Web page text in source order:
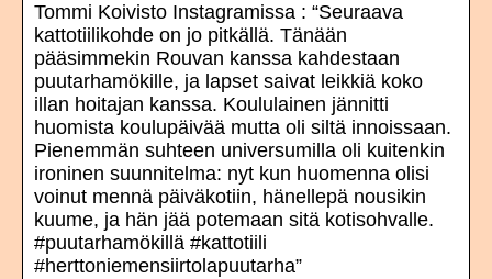
Tommi Koivisto Instagramissa : “Seuraava
kattotiilikohde on jo pitkällä. Tänään
pääsimmekin Rouvan kanssa kahdestaan
puutarhamökille, ja lapset saivat leikkiä koko
illan hoitajan kanssa. Koululainen jännitti
huomista koulupäivää mutta oli siltä innoissaan.
Pienemmän suhteen universumilla oli kuitenkin
ironinen suunnitelma: nyt kun huomenna olisi
voinut mennä päiväkotiin, hänellepä nousikin
kuume, ja hän jää potemaan sitä kotisohvalle.
#puutarhamökillä #kattotiili
#herttoniemensiirtolapuutarha”